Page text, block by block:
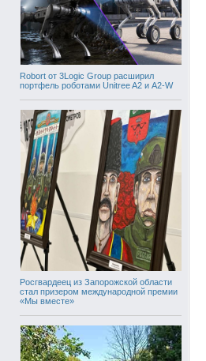
Robort от 3Logic Group расширил
портфель роботами Unitree A2 и A2-W
Росгвардеец из Запорожской области
стал призером международной премии
«Мы вместе»